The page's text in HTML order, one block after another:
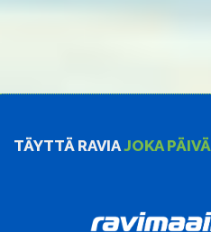
TÄYTTÄ RAVIAJOKA PÄIVÄ